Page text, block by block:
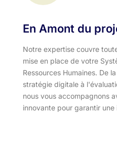
En Amont du
Notre expertise couvre
mise en place de votre
Ressources Humaines. De
stratégie digitale à
nous vous accompagnons
innovante pour garantir une